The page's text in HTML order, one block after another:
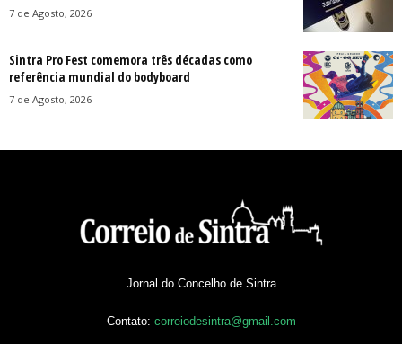
7 de Agosto, 2026
Sintra Pro Fest comemora três décadas como
referência mundial do bodyboard
7 de Agosto, 2026
Jornal do Concelho de Sintra
Contato: correiodesintra@gmail.com